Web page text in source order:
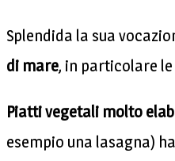
Splendida la sua
di mare, in particolare le
Piatti vegetali molto
esempio una lasagna)